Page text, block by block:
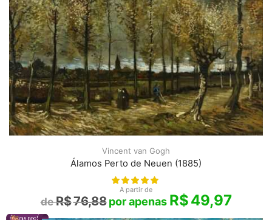
Vincent van Gogh
Álamos Perto de Neuen (1885)
A partir de
R$76,88 R$49,97